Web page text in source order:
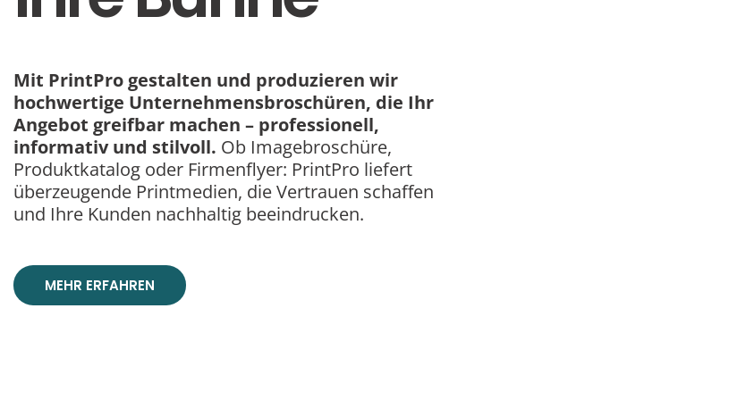
Mit PrintPro gestalten und produzieren wir
hochwertige Unternehmensbroschüren, die Ihr
Angebot greifbar machen – professionell,
informativ und stilvoll. Ob Imagebroschüre,
Produktkatalog oder Firmenflyer: PrintPro liefert
überzeugende Printmedien, die Vertrauen schaffen
und Ihre Kunden nachhaltig beeindrucken.
MEHR ERFAHREN